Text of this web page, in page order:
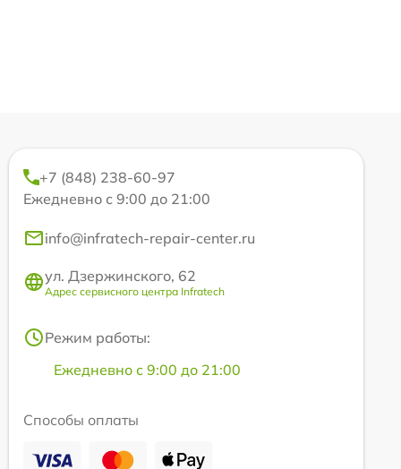
+7 (848) 238-60-97
Ежедневно с 9:00 до 21:00
info@infratech-repair-center.ru
ул. Дзержинского, 62
Адрес сервисного центра Infratech
Режим работы:
Ежедневно с 9:00 до 21:00
Способы оплаты